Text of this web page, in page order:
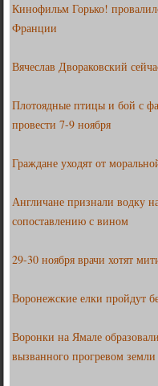
Кинофильм Горько!
Франции
Вячеслав Двораковский
Плотоядные птицы и бой с
провести 7-9 ноября
Граждане уходят от
Англичане признали водку
сопоставлению с вином
29-30 ноября врачи хотят
Воронежские елки пройдут
Воронки на Ямале
вызванного прогревом земли